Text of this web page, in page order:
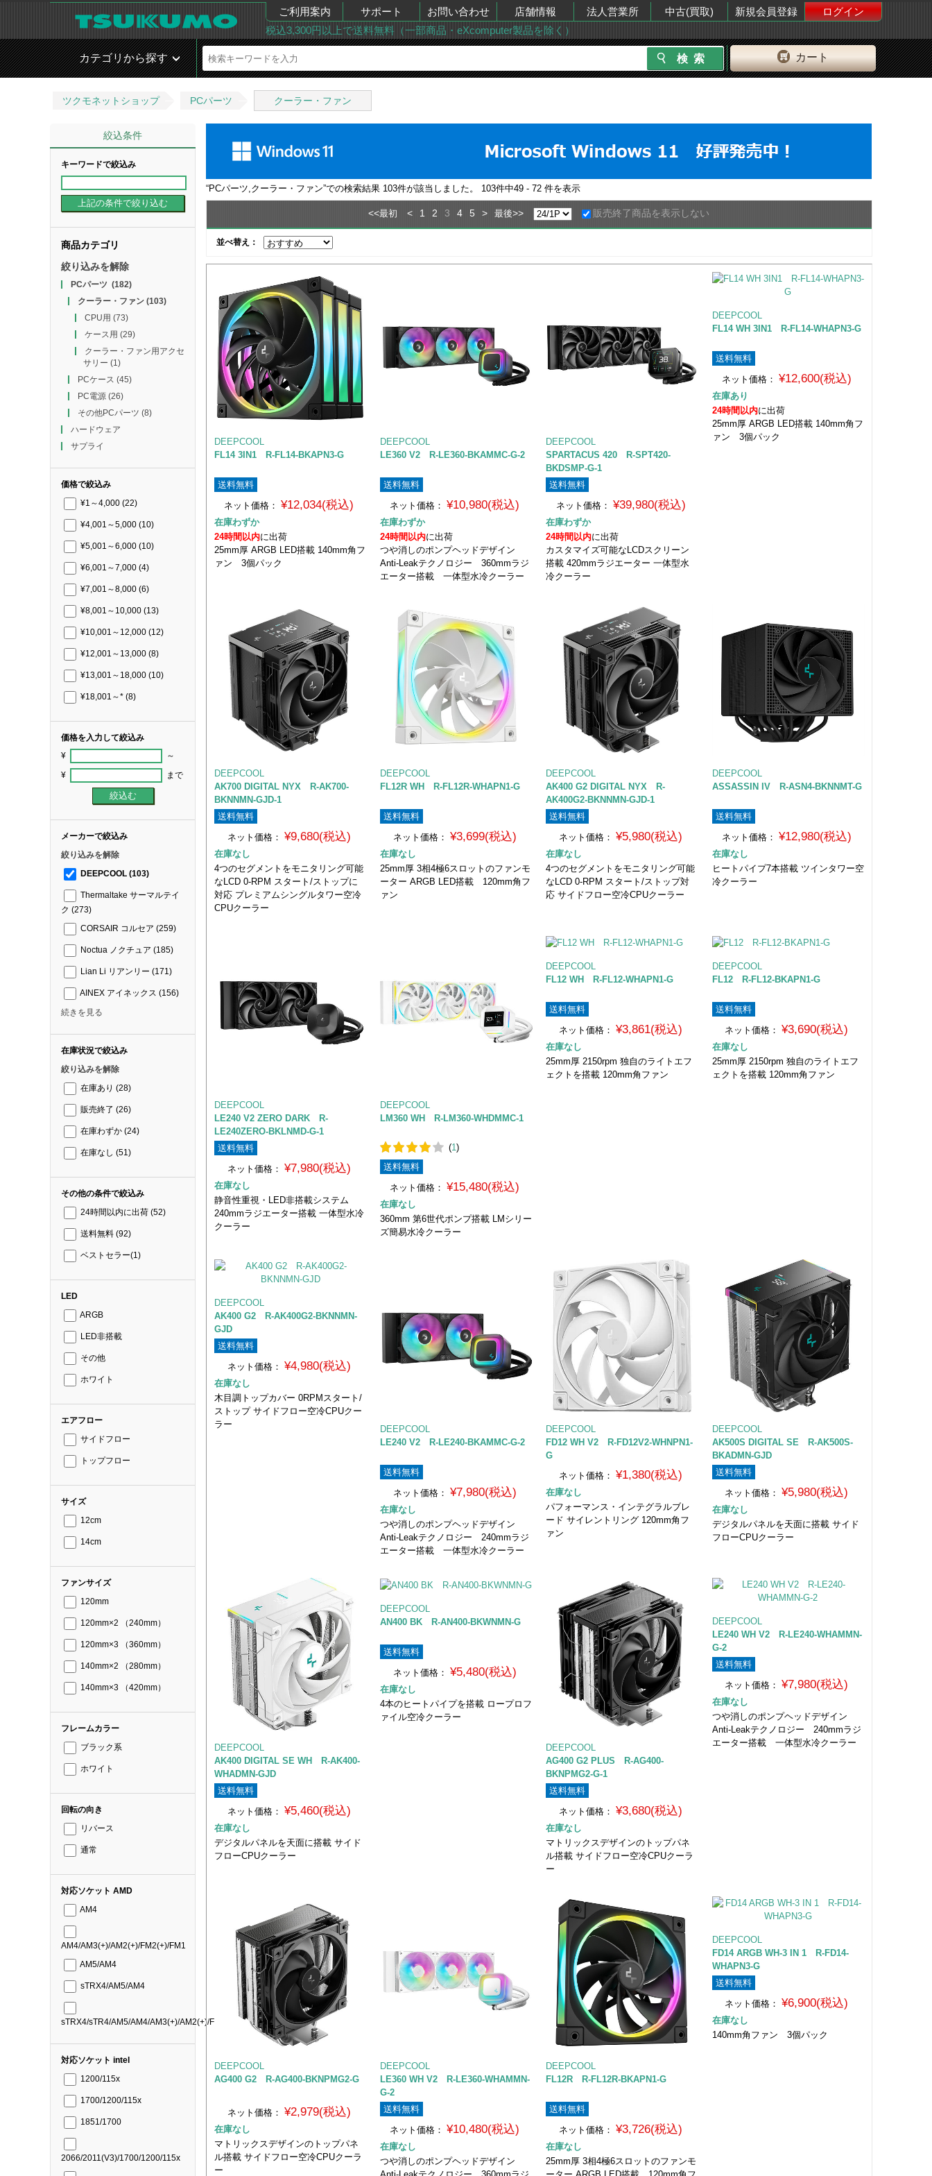
ご利用案内 サポート お問い合わせ 店舗情報 法人営業所 中古(買取) 新規会員登録
ログイン
税込3,300円以上で送料無料（一部商品・eXcomputer製品を除く）
カート
カテゴリから探す
ツクモネットショップ PCパーツ クーラー・ファン
絞込条件
キーワードで絞込み
商品カテゴリ
絞り込みを解除
PCパーツ (182)
クーラー・ファン(103)
CPU用 (73)
ケース用 (29)
クーラー・ファン用アクセ
サリー (1)
PCケース (45)
PC電源(26)
その他PCパーツ (8)
ハードウェア
サプライ
価格で絞込み
¥1～4,000 (22)
¥4,001～5,000 (10)
¥5,001～6,000 (10)
¥6,001～7,000 (4)
¥7,001～8,000 (6)
¥8,001～10,000 (13)
¥10,001～12,000 (12)
¥12,001～13,000 (8)
¥13,001～18,000 (10)
¥18,001～* (8)
価格を入力して絞込み
¥ ～
¥ まで
メーカーで絞込み
絞り込みを解除
DEEPCOOL (103)
Thermaltake サーマルテイ
ク (273)
CORSAIR コルセア (259)
Noctua ノクチュア (185)
Lian Li リアンリー (171)
AINEX アイネックス (156)
続きを見る
在庫状況で絞込み
絞り込みを解除
在庫あり (28)
販売終了 (26)
在庫わずか (24)
在庫なし (51)
その他の条件で絞込み
24時間以内に出荷 (52)
送料無料 (92)
ベストセラー(1)
LED
ARGB
LED非搭載
その他
ホワイト
エアフロー
サイドフロー
トップフロー
サイズ
12cm
14cm
ファンサイズ
120mm
120mm×2 （240mm）
120mm×3 （360mm）
140mm×2 （280mm）
140mm×3 （420mm）
フレームカラー
ブラック系
ホワイト
回転の向き
リバース
通常
対応ソケット AMD
AM4
AM4/AM3(+)/AM2(+)/FM2(+)/FM1
AM5/AM4
sTRX4/AM5/AM4
sTRX4/sTR4/AM5/AM4/AM3(+)/AM2(+)/FM2(+)/FM1
対応ソケット intel
1200/115x
1700/1200/115x
1851/1700
2066/2011(V3)/1700/1200/115x
“PCパーツ,クーラー・ファン”での検索結果 103件が該当しました。 103件中49 - 72 件を表示
<<最初 < 1 2 3 4 5 > 最後>> 販売終了商品を表示しない
並べ替え：
DEEPCOOL
FL14 3IN1 R-FL14-BKAPN3-G
送料無料
ネット価格：
¥12,034(税込)
在庫わずか
24時間以内に出荷
25mm厚 ARGB LED搭載 140mm角フ
ァン 3個パック
DEEPCOOL
LE360 V2 R-LE360-BKAMMC-G-2
送料無料
ネット価格：
¥10,980(税込)
在庫わずか
24時間以内に出荷
つや消しのポンプヘッドデザイン
Anti-Leakテクノロジー 360mmラジ
エーター搭載 一体型水冷クーラー
DEEPCOOL
SPARTACUS 420 R-SPT420-
BKDSMP-G-1
送料無料
ネット価格： ¥39,980(税込)
在庫わずか
24時間以内に出荷
カスタマイズ可能なLCDスクリーン
搭載 420mmラジエーター 一体型水
冷クーラー
DEEPCOOL
FL14 WH 3IN1 R-FL14-WHAPN3-G
送料無料
ネット価格： ¥12,600(税込)
在庫あり
24時間以内に出荷
25mm厚 ARGB LED搭載 140mm角フ
ァン 3個パック
DEEPCOOL
AK700 DIGITAL NYX R-AK700-
BKNNMN-GJD-1
送料無料
ネット価格： ¥9,680(税込)
在庫なし
4つのセグメントをモニタリング可能
なLCD 0-RPM スタート/ストップに
対応 プレミアムシングルタワー空冷
CPUクーラー
DEEPCOOL
FL12R WH R-FL12R-WHAPN1-G
送料無料
ネット価格： ¥3,699(税込)
在庫なし
25mm厚 3相4極6スロットのファンモ
ーター ARGB LED搭載 120mm角フ
ァン
DEEPCOOL
AK400 G2 DIGITAL NYX R-
AK400G2-BKNNMN-GJD-1
送料無料
ネット価格：
¥5,980(税込)
在庫なし
4つのセグメントをモニタリング可能
なLCD 0-RPM スタート/ストップ対
応 サイドフロー空冷CPUクーラー
DEEPCOOL
ASSASSIN IV R-ASN4-BKNNMT-G
送料無料
ネット価格： ¥12,980(税込)
在庫なし
ヒートパイプ7本搭載 ツインタワー空
冷クーラー
DEEPCOOL
LE240 V2 ZERO DARK R-
LE240ZERO-BKLNMD-G-1
送料無料
ネット価格： ¥7,980(税込)
在庫なし
静音性重視・LED非搭載システム
240mmラジエーター搭載 一体型水冷
クーラー
DEEPCOOL
LM360 WH R-LM360-WHDMMC-1
(1 )
送料無料
ネット価格：
¥15,480(税込)
在庫なし
360mm 第6世代ポンプ搭載 LMシリー
ズ簡易水冷クーラー
DEEPCOOL
FL12 WH R-FL12-WHAPN1-G
送料無料
ネット価格：
¥3,861(税込)
在庫なし
25mm厚 2150rpm 独自のライトエフ
ェクトを搭載 120mm角ファン
DEEPCOOL
FL12 R-FL12-BKAPN1-G
送料無料
ネット価格：
¥3,690(税込)
在庫なし
25mm厚 2150rpm 独自のライトエフ
ェクトを搭載 120mm角ファン
DEEPCOOL
AK400 G2 R-AK400G2-BKNNMN-
GJD
送料無料
ネット価格： ¥4,980(税込)
在庫なし
木目調トップカバー 0RPMスタート/
ストップ サイドフロー空冷CPUクー
ラー
DEEPCOOL
LE240 V2 R-LE240-BKAMMC-G-2
送料無料
ネット価格： ¥7,980(税込)
在庫なし
つや消しのポンプヘッドデザイン
Anti-Leakテクノロジー 240mmラジ
エーター搭載 一体型水冷クーラー
DEEPCOOL
FD12 WH V2 R-FD12V2-WHNPN1-
G
ネット価格：
¥1,380(税込)
在庫なし
パフォーマンス・インテグラルブレ
ード サイレントリング 120mm角フ
ァン
DEEPCOOL
AK500S DIGITAL SE R-AK500S-
BKADMN-GJD
送料無料
ネット価格：
¥5,980(税込)
在庫なし
デジタルパネルを天面に搭載 サイド
フローCPUクーラー
DEEPCOOL
AK400 DIGITAL SE WH R-AK400-
WHADMN-GJD
送料無料
ネット価格： ¥5,460(税込)
在庫なし
デジタルパネルを天面に搭載 サイド
フローCPUクーラー
DEEPCOOL
AN400 BK R-AN400-BKWNMN-G
送料無料
ネット価格： ¥5,480(税込)
在庫なし
4本のヒートパイプを搭載 ロープロフ
ァイル空冷クーラー
DEEPCOOL
AG400 G2 PLUS R-AG400-
BKNPMG2-G-1
送料無料
ネット価格：
¥3,680(税込)
在庫なし
マトリックスデザインのトップパネ
ル搭載 サイドフロー空冷CPUクーラ
ー
DEEPCOOL
LE240 WH V2 R-LE240-WHAMMN-
G-2
送料無料
ネット価格：
¥7,980(税込)
在庫なし
つや消しのポンプヘッドデザイン
Anti-Leakテクノロジー 240mmラジ
エーター搭載 一体型水冷クーラー
DEEPCOOL
AG400 G2 R-AG400-BKNPMG2-G
ネット価格： ¥2,979(税込)
在庫なし
マトリックスデザインのトップパネ
ル搭載 サイドフロー空冷CPUクーラ
ー
DEEPCOOL
LE360 WH V2 R-LE360-WHAMMN-
G-2
送料無料
ネット価格：
¥10,480(税込)
在庫なし
つや消しのポンプヘッドデザイン
DEEPCOOL
FL12R R-FL12R-BKAPN1-G
送料無料
ネット価格：
¥3,726(税込)
在庫なし
25mm厚 3相4極6スロットのファンモ
DEEPCOOL
FD14 ARGB WH-3 IN 1 R-FD14-
WHAPN3-G
送料無料
ネット価格：
¥6,900(税込)
在庫なし
140mm角ファン 3個パック